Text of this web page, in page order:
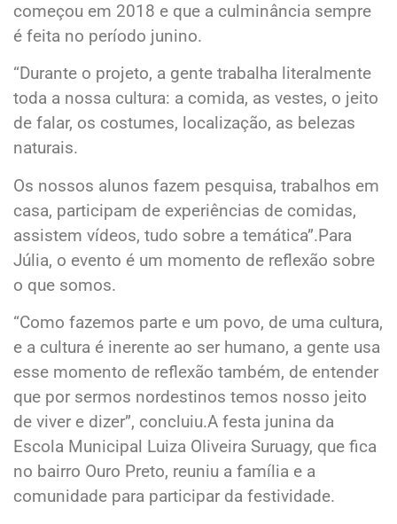
começou em 2018 e que a culminância sempre
é feita no período junino.
“Durante o projeto, a gente trabalha literalmente
toda a nossa cultura: a comida, as vestes, o jeito
de falar, os costumes, localização, as belezas
naturais.
Os nossos alunos fazem pesquisa, trabalhos em
casa, participam de experiências de comidas,
assistem vídeos, tudo sobre a temática”.Para
Júlia, o evento é um momento de reflexão sobre
o que somos.
“Como fazemos parte e um povo, de uma cultura,
e a cultura é inerente ao ser humano, a gente usa
esse momento de reflexão também, de entender
que por sermos nordestinos temos nosso jeito
de viver e dizer”, concluiu.A festa junina da
Escola Municipal Luiza Oliveira Suruagy, que fica
no bairro Ouro Preto, reuniu a família e a
comunidade para participar da festividade.